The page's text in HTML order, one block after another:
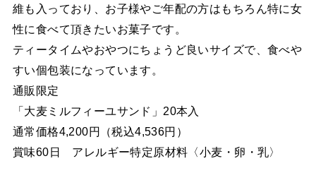
維も入っており、お子様やご年配の方はもちろん特に女
性に食べて頂きたいお菓子です。
ティータイムやおやつにちょうど良いサイズで、食べや
すい個包装になっています。
通販限定
「大麦ミルフィーユサンド」20本入
通常価格4,200円（税込4,536円）
賞味60日 アレルギー特定原材料〈小麦・卵・乳〉